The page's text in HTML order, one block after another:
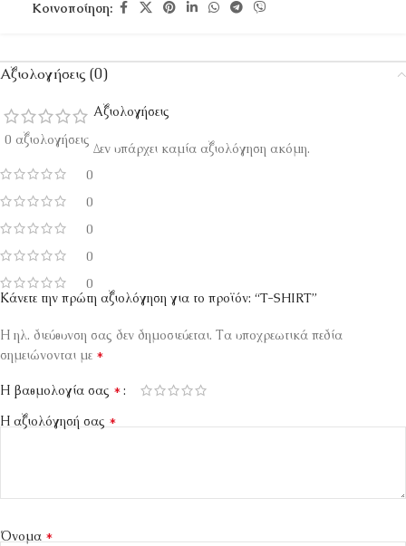
Κοινοποίηση:
Αξιολογήσεις (0)
0 αξιολογήσεις
0
0
0
0
0
Αξιολογήσεις
Δεν υπάρχει καμία αξιολόγηση ακόμη.
Κάνετε την πρώτη αξιολόγηση για το προϊόν: “T-SHIRT”
Η ηλ. διεύθυνση σας δεν δημοσιεύεται. Τα υποχρεωτικά πεδία
σημειώνονται με *
Η βαθμολογία σας *
Η αξιολόγησή σας *
Όνομα *